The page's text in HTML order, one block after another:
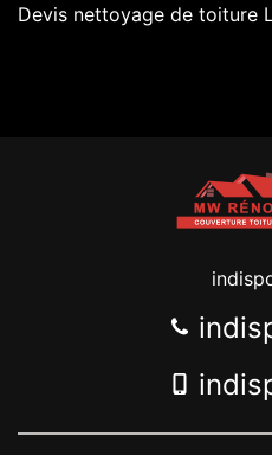
Devis nettoyage de toiture